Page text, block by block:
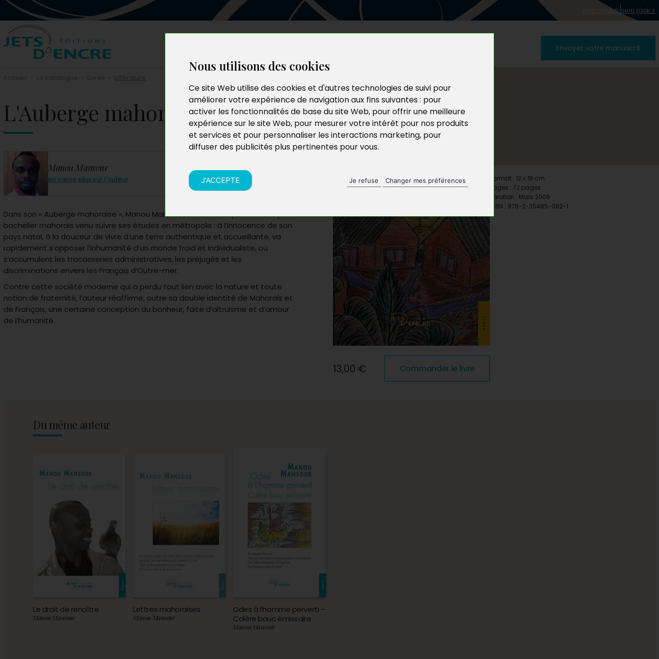
Nous utilisons des cookies
Ce site Web utilise des cookies et d'autres technologies de suivi pour
améliorer votre expérience de navigation aux fins suivantes : pour
activer les fonctionnalités de base du site Web, pour offrir une meilleure
expérience sur le site Web, pour mesurer votre intérêt pour nos produits
et services et pour personnaliser les interactions marketing, pour
diffuser des publicités plus pertinentes pour vous.
J'ACCEPTE Je refuse Changer mes préférences
mon comptemon panier
Envoyez votre manuscrit
L'Auberge mahoraise
Manou Mansour
en savoir plus sur l'auteur
Dans son « Auberge mahoraise », Manou Mansour décrit son expérience de jeune
bachelier mahorais venu suivre ses études en métropole : à l’innocence de son
pays natal, à la douceur de vivre d’une terre authentique et accueillante, va
rapidement s’opposer l’inhumanité d’un monde froid et individualiste, où
s’accumulent les tracasseries administratives, les préjugés et les
discriminations envers les Français d’Outre-mer.
Contre cette société moderne qui a perdu tout lien avec la nature et toute
notion de fraternité, l’auteur réaffirme, outre sa double identité de Mahorais et
de Français, une certaine conception du bonheur, faite d’altruisme et d’amour
de l’humanité.
13,00 € Commander le livre
Format : 12 x 19 cm
Pages : 72 pages
Parution : Mars 2009
ISBN : 978-2-35485-082-1
Du même auteur
Le droit de renaître
Manou Mansour
Lettres mahoraises
Manou Mansour
Odes à l’homme perverti –
Colère bouc émissaire
Manou Mansour